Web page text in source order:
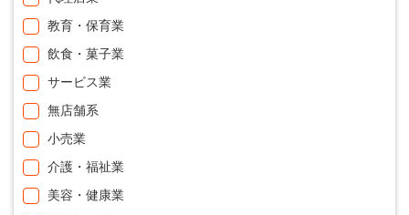
教育・保育業
飲食・菓子業
サービス業
無店舗系
小売業
介護・福祉業
美容・健康業